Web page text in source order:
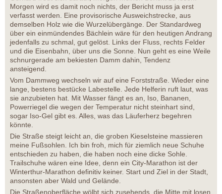
Morgen wird es damit noch nichts, der Bericht muss ja erst
verfasst werden. Eine provisorische Ausweichstrecke, aus
demselben Holz wie die Wurzelübergänge. Der Standardweg
über ein einmündendes Bächlein wäre für den heutigen Andrang
jedenfalls zu schmal, gut gelöst. Links der Fluss, rechts Felder
und die Eisenbahn, über uns die Sonne. Nun geht es eine Weile
schnurgerade am bekiesten Damm dahin, Tendenz
ansteigend.
Vom Dammweg wechseln wir auf eine Forststraße. Wieder eine
lange, bestens bestücke Labestelle. Jede Helferin ruft laut, was
sie anzubieten hat. Mit Wasser fängt es an, Iso, Bananen,
Powerriegel die wegen der Temperatur nicht steinhart sind,
sogar Iso-Gel gibt es. Alles, was das Läuferherz begehren
könnte.
Die Straße steigt leicht an, die groben Kieselsteine massieren
meine Fußsohlen. Ich bin froh, mich für ziemlich neue Schuhe
entschieden zu haben, die haben noch eine dicke Sohle.
Trailschuhe wären eine Idee, denn ein City-Marathon ist der
Winterthur-Marathon definitiv keiner. Start und Ziel in der Stadt,
ansonsten aber Wald und Gelände.
Die Straßenoberfläche wölbt sich zusehends, die Mitte mit losen